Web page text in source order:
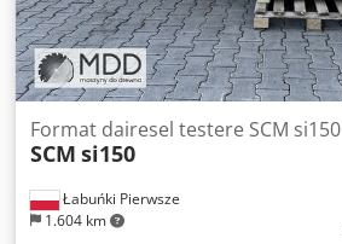
Łabuńki Pierwsze
1.604 km
Format dairesel testere SCM si150
SCM si150